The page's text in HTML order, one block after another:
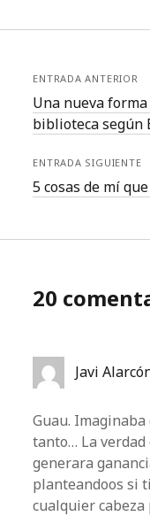
ENTRADA ANTERIOR
Una nueva
biblioteca según
ENTRADA SIGUIENTE
5 cosas de mí
20
Javi
Guau.
tanto… La verdad
generara
planteandoos si
cualquier cabeza